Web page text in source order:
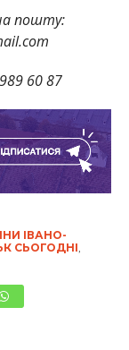
пошту:
60 87
ІВАНО-
СЬОГОДНІ